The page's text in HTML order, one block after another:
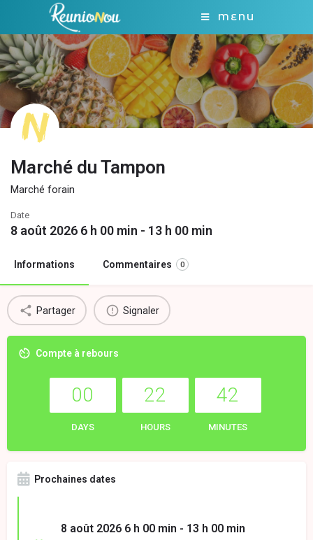
MENU
Marché du Tampon
Marché forain
Date
8 août 2026 6 h 00 min - 13 h 00 min
Informations Commentaires 0
Partager Signaler
Compte à rebours
00
DAYS
22
HOURS
42
MINUTES
Prochaines dates
8 août 2026 6 h 00 min - 13 h 00 min